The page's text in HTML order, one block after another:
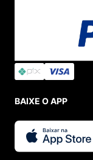
BAIXE O APP